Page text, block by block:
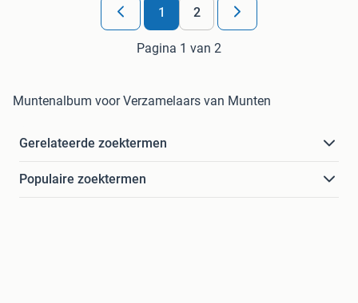
1 2
Pagina 1 van 2
Muntenalbum voor Verzamelaars van Munten
Gerelateerde zoektermen
Populaire zoektermen